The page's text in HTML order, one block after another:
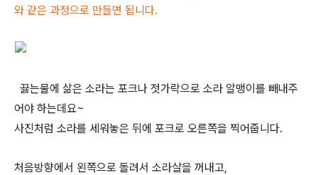
와 같은 과정으로 만들면 됩니다.
끓는물에 삶은 소라는 포크나 젓가락으로 소라 알맹이를 빼내주
어야 하는데요~
사진처럼 소라를 세워놓은 뒤에 포크로 오른쪽을 찍어줍니다.
처음방향에서 왼쪽으로 돌려서 소라살을 꺼내고,